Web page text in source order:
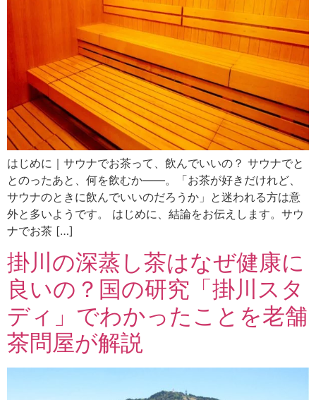
はじめに｜サウナでお茶って、飲んでいいの？ サウナでと
とのったあと、何を飲むか——。「お茶が好きだけれど、
サウナのときに飲んでいいのだろうか」と迷われる方は意
外と多いようです。 はじめに、結論をお伝えします。サウ
ナでお茶 […]
掛川の深蒸し茶はなぜ健康に
良いの？国の研究「掛川スタ
ディ」でわかったことを老舗
茶問屋が解説